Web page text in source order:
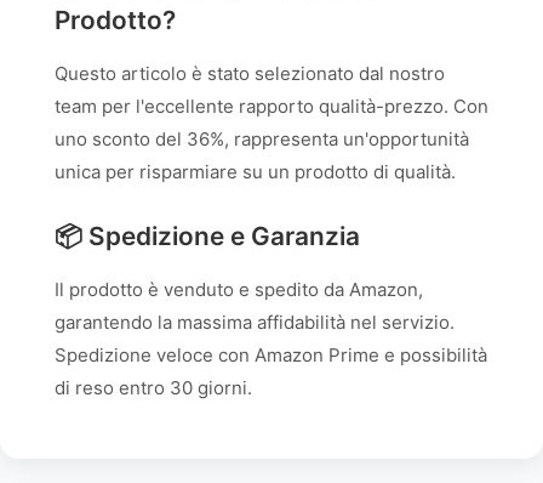
Prodotto?
Questo articolo è stato selezionato dal nostro
team per l'eccellente rapporto qualità-prezzo. Con
uno sconto del 36%, rappresenta un'opportunità
unica per risparmiare su un prodotto di qualità.
📦 Spedizione e Garanzia
Il prodotto è venduto e spedito da Amazon,
garantendo la massima affidabilità nel servizio.
Spedizione veloce con Amazon Prime e possibilità
di reso entro 30 giorni.